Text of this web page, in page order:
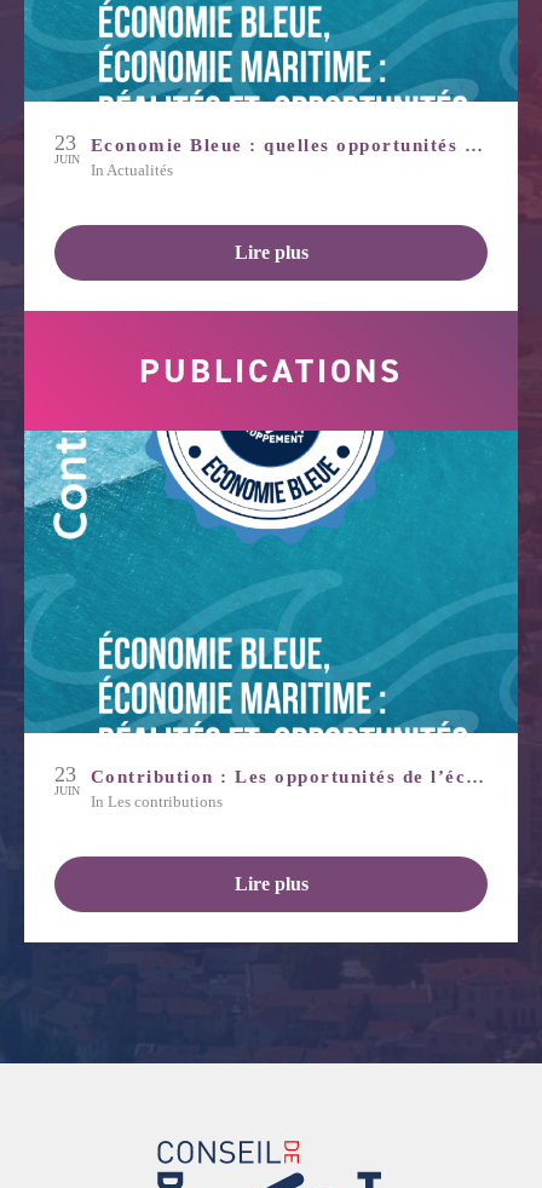
23
JUIN
Economie Bleue : quelles opportunités pour notre territoire?
in Actualités
Lire plus
PUBLICATIONS
23
JUIN
Contribution : Les opportunités de l’économie bleue
in Les contributions
Lire plus